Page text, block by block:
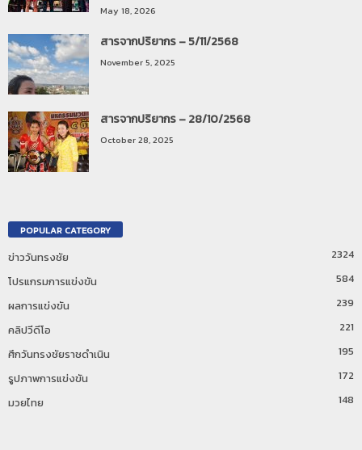
May 18, 2026
สารจากปริยากร – 5/11/2568
November 5, 2025
สารจากปริยากร – 28/10/2568
October 28, 2025
POPULAR CATEGORY
ข่าววันทรงชัย
2324
โปรแกรมการแข่งขัน
584
ผลการแข่งขัน
239
คลิปวีดีโอ
221
ศึกวันทรงชัยราชดำเนิน
195
รูปภาพการแข่งขัน
172
มวยไทย
148